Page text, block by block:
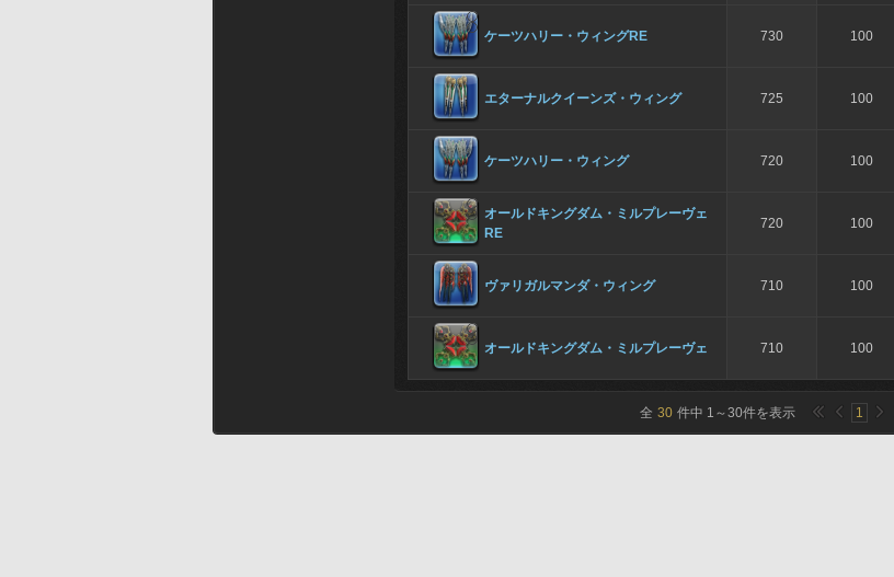
ケーツハリー・ウィングRE 730 100
エターナルクイーンズ・ウィング 725 100
ケーツハリー・ウィング 720 100
オールドキングダム・ミルプレーヴェ
RE
720 100
ヴァリガルマンダ・ウィング 710 100
オールドキングダム・ミルプレーヴェ 710 100
全 30 件中 1 ～30件を表示 1